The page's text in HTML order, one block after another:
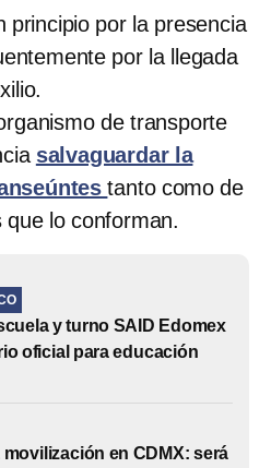
principio por la presencia
por la llegada
de transporte
salvaguardar la
tanto como de
que lo conforman.
y turno SAID Edomex
oficial para educación
en CDMX: será